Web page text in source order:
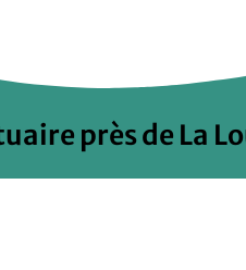
près de La